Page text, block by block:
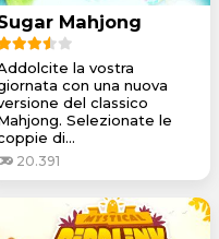
Mahjong
la vostra
con una nuova
del classico
Selezionate le
di...
20.391